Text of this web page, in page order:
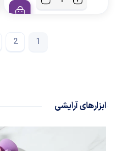
1
2
ابزارهای آرایشی